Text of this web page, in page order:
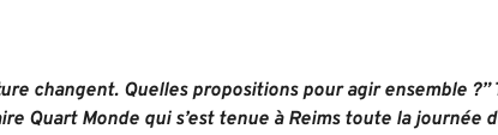
changent. Quelles propositions pour agir ensemble
Quart Monde qui s’est tenue à Reims toute la journée